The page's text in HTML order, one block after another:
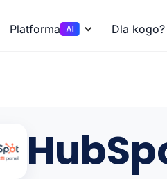
Platforma Dla kogo?